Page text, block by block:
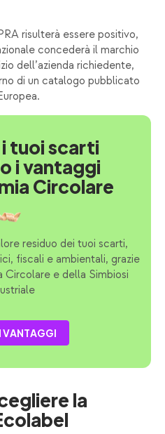
risulterà essere positivo,
concederà il marchio
dell’azienda richiedente,
di un catalogo pubblicato
tuoi scarti
i vantaggi
Circolare
residuo dei tuoi scarti,
fiscali e ambientali, grazie
Circolare e della Simbiosi
VANTAGGI
la